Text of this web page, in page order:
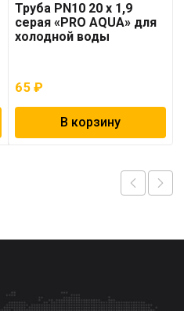
Труба PN10 20 x 1,9
серая «PRO AQUA» для
холодной воды
65₽
В корзину